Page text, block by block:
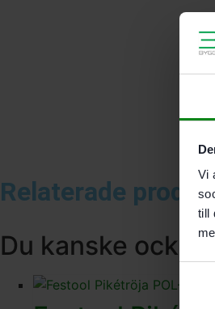
Vi
till
Relaterade
Du kanske